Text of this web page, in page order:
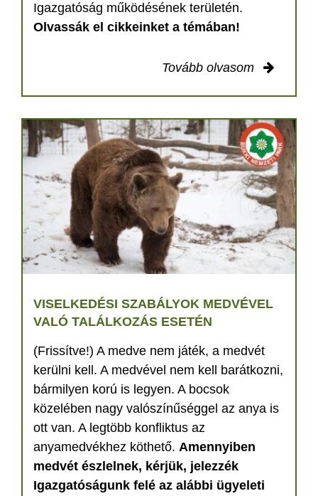
Igazgatóság működésének területén.
Olvassák el cikkeinket a témában!
Tovább olvasom
VISELKEDÉSI SZABÁLYOK MEDVÉVEL
VALÓ TALÁLKOZÁS ESETÉN
(Frissítve!) A medve nem játék, a medvét
kerülni kell. A medvével nem kell barátkozni,
bármilyen korú is legyen. A bocsok
közelében nagy valószínűséggel az anya is
ott van. A legtöbb konfliktus az
anyamedvékhez köthető. Amennyiben
medvét észlelnek, kérjük, jelezzék
Igazgatóságunk felé az alábbi ügyeleti